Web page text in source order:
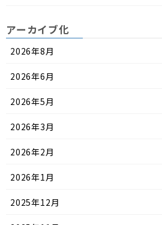
アーカイブ化
2026年8月
2026年6月
2026年5月
2026年3月
2026年2月
2026年1月
2025年12月